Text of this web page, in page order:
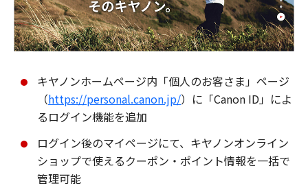
キヤノンホームページ内「個人のお客さま」ページ
（https://personal.canon.jp/）に「Canon ID」によ
るログイン機能を追加
ログイン後のマイページにて、キヤノンオンライン
ショップで使えるクーポン・ポイント情報を一括で
管理可能